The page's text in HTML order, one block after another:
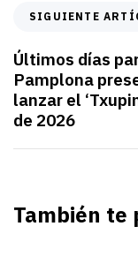
SIGUIENTE
Últimos días
Pamplona
lanzar el
de 2026
También te